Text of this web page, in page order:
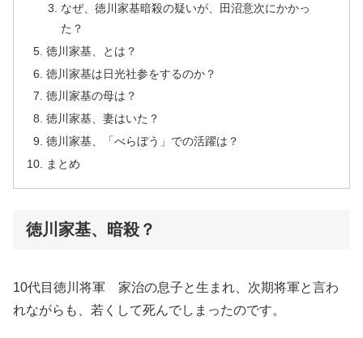
なぜ、徳川家基暗殺の疑いが、田沼意次にかかっ
た？
徳川家基、とは？
徳川家基は日光社参をするのか？
徳川家基の母は？
徳川家基、妻はいた？
徳川家基、「べらぼう」での活躍は？
まとめ
徳川家基、暗殺？
10代目徳川将軍 家治の息子と生まれ、次期将軍と言わ
れながらも、若くして死んでしまったのです。